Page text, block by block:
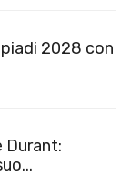
2028 con
Durant: